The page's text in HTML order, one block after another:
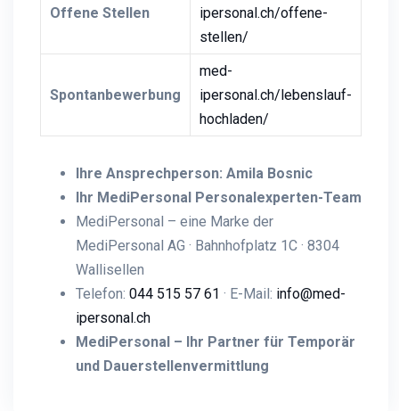
Offene Stellen
ipersonal.ch/offene-
stellen/
Spontanbewerbung
med-
ipersonal.ch/lebenslauf-
hochladen/
Ihre Ansprechperson: Amila Bosnic
Ihr MediPersonal Personalexperten-Team
MediPersonal – eine Marke der
MediPersonal AG · Bahnhofplatz 1C · 8304
Wallisellen
Telefon: 044 515 57 61 · E-Mail: info@med-
ipersonal.ch
MediPersonal – Ihr Partner für Temporär
und Dauerstellenvermittlung